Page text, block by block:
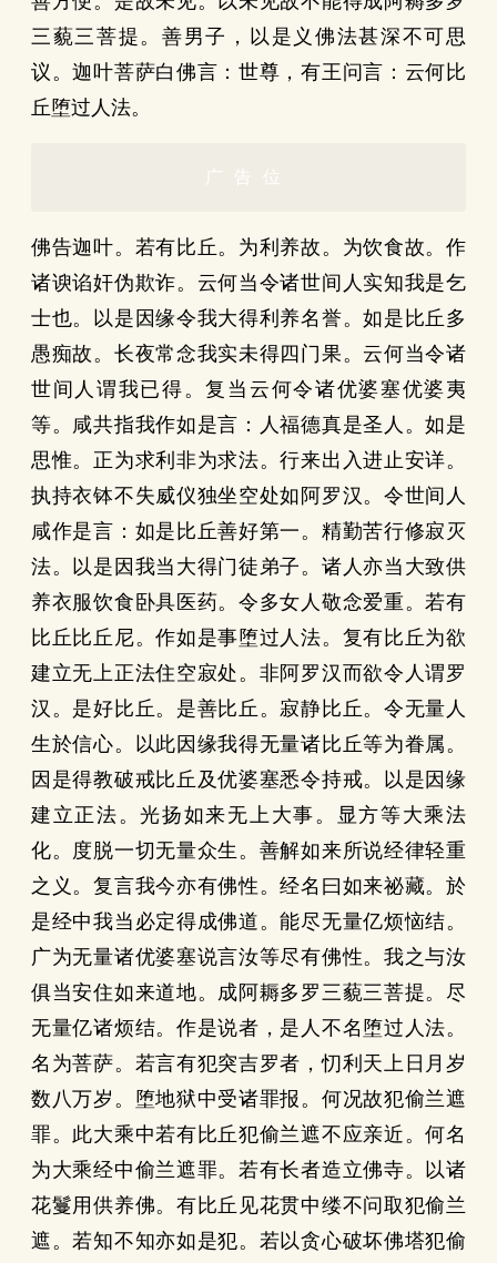
三藐三菩提。善男子，以是义佛法甚深不可思
议。迦叶菩萨白佛言：世尊，有王问言：云何比
丘堕过人法。
广告位
佛告迦叶。若有比丘。为利养故。为饮食故。作
诸谀谄奸伪欺诈。云何当令诸世间人实知我是乞
士也。以是因缘令我大得利养名誉。如是比丘多
愚痴故。长夜常念我实未得四门果。云何当令诸
世间人谓我已得。复当云何令诸优婆塞优婆夷
等。咸共指我作如是言：人福德真是圣人。如是
思惟。正为求利非为求法。行来出入进止安详。
执持衣钵不失威仪独坐空处如阿罗汉。令世间人
咸作是言：如是比丘善好第一。精勤苦行修寂灭
法。以是因我当大得门徒弟子。诸人亦当大致供
养衣服饮食卧具医药。令多女人敬念爱重。若有
比丘比丘尼。作如是事堕过人法。复有比丘为欲
建立无上正法住空寂处。非阿罗汉而欲令人谓罗
汉。是好比丘。是善比丘。寂静比丘。令无量人
生於信心。以此因缘我得无量诸比丘等为眷属。
因是得教破戒比丘及优婆塞悉令持戒。以是因缘
建立正法。光扬如来无上大事。显方等大乘法
化。度脱一切无量众生。善解如来所说经律轻重
之义。复言我今亦有佛性。经名曰如来祕藏。於
是经中我当必定得成佛道。能尽无量亿烦恼结。
广为无量诸优婆塞说言汝等尽有佛性。我之与汝
俱当安住如来道地。成阿耨多罗三藐三菩提。尽
无量亿诸烦结。作是说者，是人不名堕过人法。
名为菩萨。若言有犯突吉罗者，忉利天上日月岁
数八万岁。堕地狱中受诸罪报。何况故犯偷兰遮
罪。此大乘中若有比丘犯偷兰遮不应亲近。何名
为大乘经中偷兰遮罪。若有长者造立佛寺。以诸
花鬘用供养佛。有比丘见花贯中缕不问取犯偷兰
遮。若知不知亦如是犯。若以贪心破坏佛塔犯偷